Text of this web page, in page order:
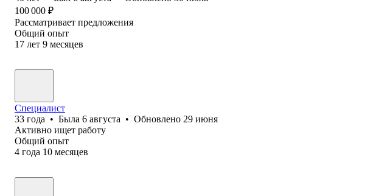
100 000 ₽
Рассматривает предложения
Общий опыт
17 лет 9 месяцев
Специалист
33 года • Была 6 августа • Обновлено 29 июня
Активно ищет работу
Общий опыт
4 года 10 месяцев